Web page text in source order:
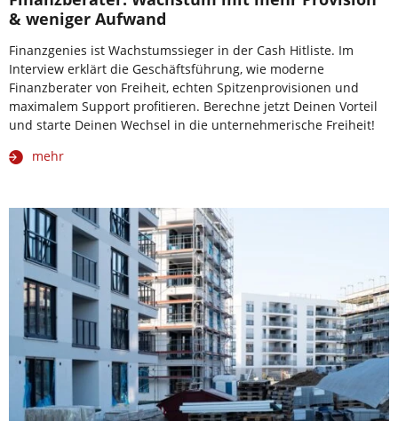
& weniger Aufwand
Finanzgenies ist Wachstumssieger in der Cash Hitliste. Im
Interview erklärt die Geschäftsführung, wie moderne
Finanzberater von Freiheit, echten Spitzenprovisionen und
maximalem Support profitieren. Berechne jetzt Deinen Vorteil
und starte Deinen Wechsel in die unternehmerische Freiheit!
mehr